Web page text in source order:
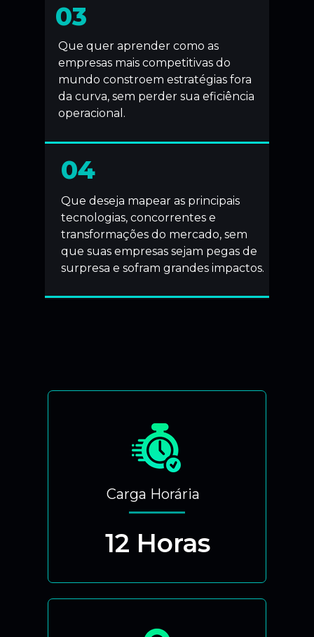
03
Que quer aprender como as
empresas mais competitivas do
mundo constroem estratégias fora
da curva, sem perder sua eficiência
operacional.
04
Que deseja mapear as principais
tecnologias, concorrentes e
transformações do mercado, sem
que suas empresas sejam pegas de
surpresa e sofram grandes impactos.
12 Horas
Carga Horária